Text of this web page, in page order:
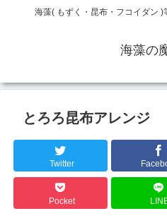
海藻( もずく・昆布・フコイダン )
海藻の
とろろ昆布アレンジ
Twitter
Pocket